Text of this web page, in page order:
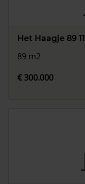
Het Haagje 89
89 m2
€ 300.000